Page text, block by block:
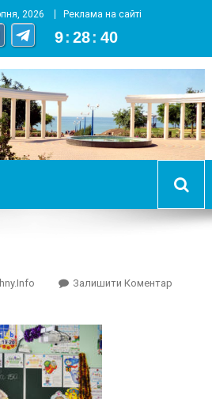
2026 Реклама на сайті
9 : 28 : 41
города Южный
Залишити КоментарOn